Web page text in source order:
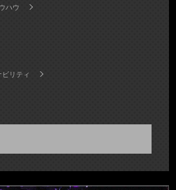
ハウ
リティ